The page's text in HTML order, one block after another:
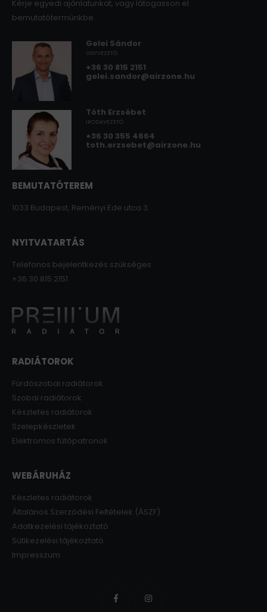
Kérje egyedi ajánlatunkat, vagy látogasson el
bemutatótermünkbe.
Gelei Sándor
ÜGYVEZETŐ
+36 30 815 2151
gelei.sandor@airzone.hu
Tóth Erzsébet
IRODAVEZETŐ
+36 30 355 4664
toth.erzsebet@airzone.hu
BEMUTATÓTEREM
1033 Budapest, Reményi Ede utca 3.
NYITVATARTÁS
Telefonos bejelentkezés szükséges:
+36 30 815 2151
RADIÁTOROK
Fürdőszobai radiátorok
Szobai radiátorok
Készletes radiátorok
Szelepkészletek
Elektromos fűtőpatronok
WEBÁRUHÁZ
Készletes radiátorok
Általános Szerződési Feltételek (ÁSZF)
Adatkezelési tájékoztató
Sütikezelési tájékoztató
Impresszum